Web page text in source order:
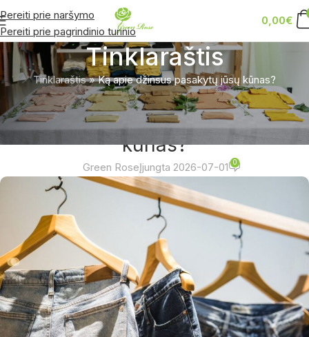
Pereiti prie naršymo
Pereiti prie pagrindinio turinio
0,00€
Tinklaraštis
Tinklaraštis»Ką apie džinsus pasakytų jūsų kūnas?
ĮDOMYBĖS
Ką apie džinsus pasakytų jūsų
kūnas?
Green RoseĮjungta 2026-07-01 0